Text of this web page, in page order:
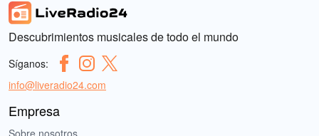
Descubrimientos musicales de todo el mundo
Síganos:
info@liveradio24.com
Empresa